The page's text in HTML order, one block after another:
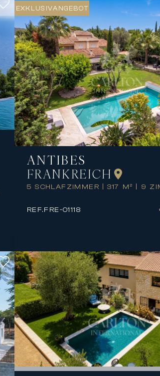
EXKLUSIVANGEBOT
ANTIBES
FRANKREICH
5 SCHLAFZIMMER 317 M² 9
REF.FRE-01118